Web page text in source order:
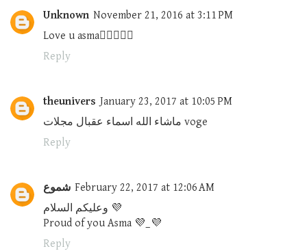
Unknown November 21, 2016 at 3:11 PM
Love u asma👍🏼👍🏼💕
Reply
theunivers January 23, 2017 at 10:05 PM
ماشاء الله اسماء عقبال مجلات voge
Reply
شموع February 22, 2017 at 12:06 AM
وعليكم السلام 💜
Proud of you Asma 💜_💜
Reply